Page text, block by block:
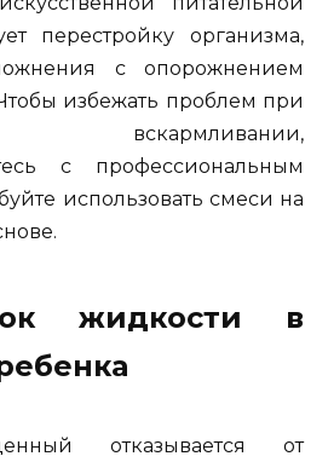
перестройку организма,
с опорожнением
избежать проблем при
вскармливании,
с профессиональным
использовать смеси на
жидкости в
отказывается от